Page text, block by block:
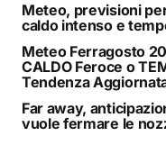
Meteo, previsioni
caldo intenso e
Meteo Ferragosto
CALDO Feroce o
Tendenza
Far away,
vuole fermare le